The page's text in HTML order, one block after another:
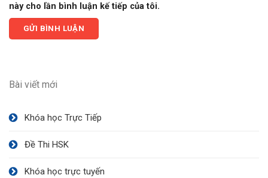
này cho lần bình luận kế tiếp của tôi.
Bài viết mới
Khóa học Trực Tiếp
Đề Thi HSK
Khóa học trực tuyến